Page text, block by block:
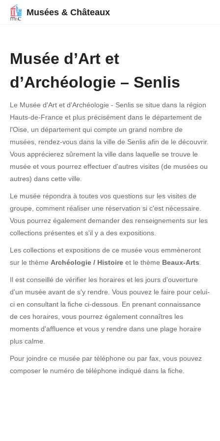
Musées & Châteaux
Musée d’Art et
d’Archéologie – Senlis
Le Musée d'Art et d'Archéologie - Senlis se situe dans la région
Hauts-de-France et plus précisément dans le département de
l'Oise, un département qui compte un grand nombre de
musées, rendez-vous dans la ville de Senlis afin de le découvrir.
Vous apprécierez sûrement la ville dans laquelle se trouve le
musée et vous pourrez effectuer d'autres visites (de musées ou
autres) dans cette ville.
Le musée répondra à toutes vos questions sur les visites de
groupe, comment réaliser une réservation si c'est nécessaire.
Vous pourrez également demander des renseignements sur les
collections présentes et s'il y a des expositions.
Les collections et expositions de ce musée vous emmèneront
sur le thème Archéologie / Histoire et le thème Beaux-Arts
Il est conseillé de vérifier les horaires et les jours d'ouverture
d'un musée avant de s'y rendre. Vous pouvez le faire pour celui-
ci en consultant la fiche ci-dessous. En prenant connaissance
de ces horaires, vous pourrez également connaîtres les
moments d'affluence et vous y rendre dans une plage horaire
plus calme.
Pour joindre ce musée par téléphone ou par fax, vous pouvez
composer le numéro de téléphone indiqué dans la fiche.